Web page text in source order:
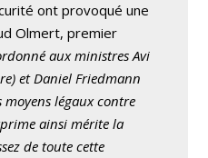
ont provoqué une
Olmert, premier
aux ministres Avi
et Daniel Friedmann
moyens légaux contre
ainsi mérite la
de toute cette